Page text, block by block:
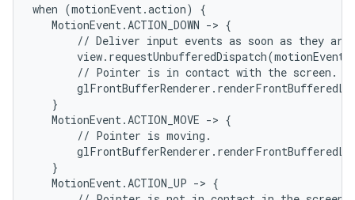
when (motionEvent.action) {
   MotionEvent.ACTION_DOWN -> {
// Deliver input events as soon as they
       view.requestUnbufferedDispatch(motionEvent)
       // Pointer is in contact with the screen.
   }
   MotionEvent.ACTION_MOVE -> {
       // Pointer is moving.
   }
   MotionEvent.ACTION_UP -> {